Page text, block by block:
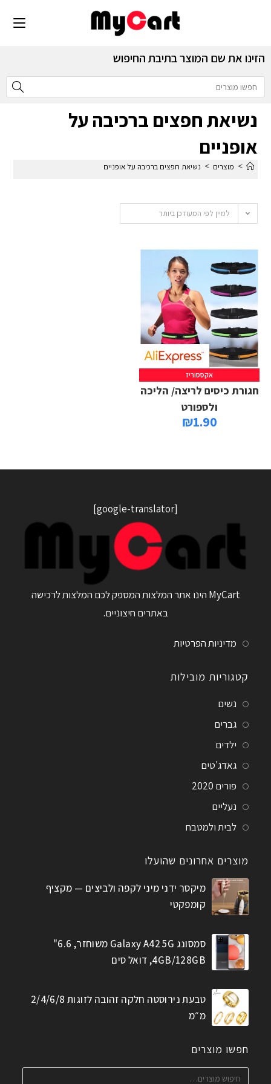
הזינו את שם המוצר בתיבת החיפוש
נשיאת חפצים ברכיבה על
אופניים
> מוצרים > נשיאת חפצים ברכיבה על אופניים
למיין לפי המעודכן ביותר
אקססוריז
חגורת כיסים לריצה/ הליכה
ולספורט
₪1.90
[google-translator]
MyCart הינו אתר המלצות המספק לכם המלצות לרכישה
באתרים חיצוניים.
מדיניות הפרטיות
קטגוריות מובילות
נשים
גברים
ילדים
גאדג'טים
פורים 2020
נעליים
לבית ולמטבח
מוצרים אחרונים שהועלו
מיקסר ידני מיני לקפה ולביצים — מקציף
קומפקטי
סמסונג Galaxy A42 5G משוחזר, 6.6"
4GB/128GB, דואל סים
טבעת נירוסטה חלקה זהובה לזוגות 2/4/6/8
מ״מ
חפשו מוצרים